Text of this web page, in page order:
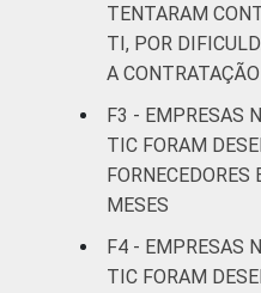
TENTARAM
TI, POR
A CONTRATAÇÃO
F3 - EMPRESAS
TIC FORAM
MESES
F4 - EMPRESAS
TIC FORAM